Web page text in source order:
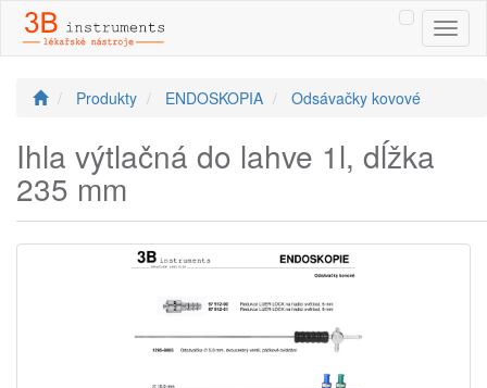
Produkty ENDOSKOPIA Odsávačky kovové
Ihla výtlačná do lahve 1l, dĺžka
235 mm